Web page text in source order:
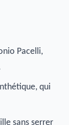
Pacelli,
qui
sans serrer